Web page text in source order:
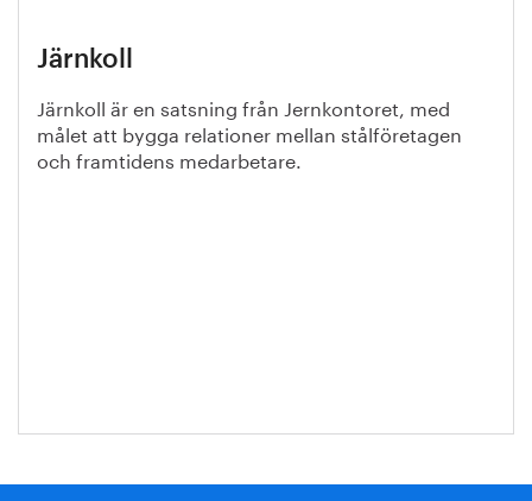
Järnkoll
Järnkoll är en satsning från Jernkontoret, med
målet att bygga relationer mellan stålföretagen
och framtidens medarbetare.